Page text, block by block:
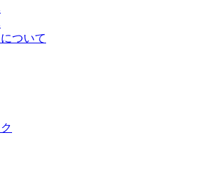
ついて